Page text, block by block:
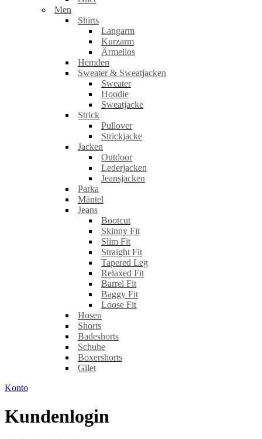
Men
Shirts
Langarm
Kurzarm
Ärmellos
Hemden
Sweater & Sweatjacken
Sweater
Hoodie
Sweatjacke
Strick
Pullover
Strickjacke
Jacken
Outdoor
Lederjacken
Jeansjacken
Parka
Mäntel
Jeans
Bootcut
Skinny Fit
Slim Fit
Straight Fit
Tapered Leg
Relaxed Fit
Barrel Fit
Baggy Fit
Loose Fit
Hosen
Shorts
Badeshorts
Schuhe
Boxershorts
Gilet
Konto
Kundenlogin